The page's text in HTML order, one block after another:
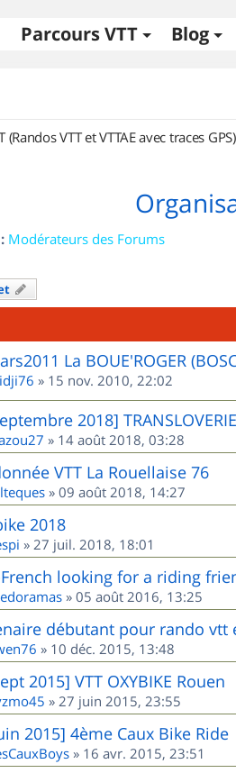
Parcours VTT Blog
(Randos VTT et VTTAE avec traces GPS)
Modérateurs des Forums
La BOUE'ROGER
» 15 nov. 2010, 22:02
2018]
» 14 août 2018, 03:28
VTT La Rouellaise 76
» 09 août 2018, 14:27
2018
» 27 juil. 2018, 18:01
looking for a riding
» 05 août 2016, 13:25
débutant pour rando vtt
» 10 déc. 2015, 13:48
2015] VTT OXYBIKE Rouen
» 27 juin 2015, 23:55
2015] 4ème Caux Bike Ride
» 16 avr. 2015, 23:51